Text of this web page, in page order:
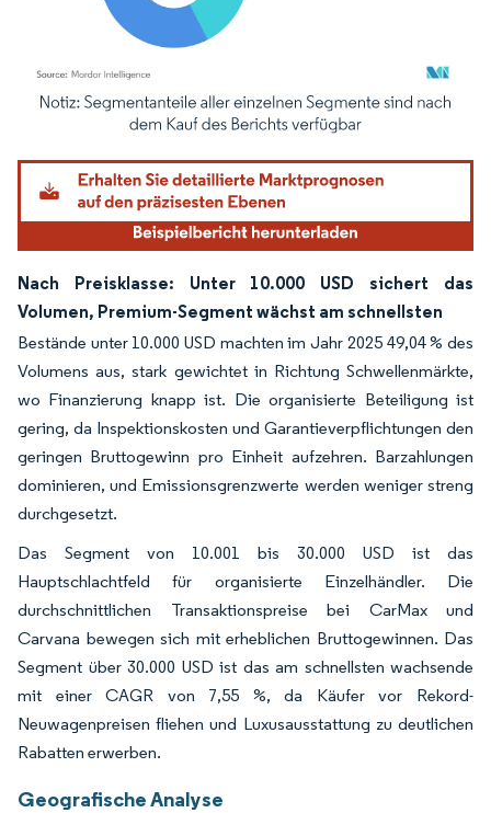
Bild © Mordor Intelligence. Wiederverwendung erfordert Namensnennung
Nach Preisklasse: Unter 10.000 USD sichert das
Volumen, Premium-Segment wächst am schnellsten
Bestände unter 10.000 USD machten im Jahr 2025 49,04 % des
Volumens aus, stark gewichtet in Richtung Schwellenmärkte,
wo Finanzierung knapp ist. Die organisierte Beteiligung ist
gering, da Inspektionskosten und Garantieverpflichtungen den
geringen Bruttogewinn pro Einheit aufzehren. Barzahlungen
dominieren, und Emissionsgrenzwerte werden weniger streng
durchgesetzt.
Das Segment von 10.001 bis 30.000 USD ist das
Hauptschlachtfeld für organisierte Einzelhändler. Die
durchschnittlichen Transaktionspreise bei CarMax und
Carvana bewegen sich mit erheblichen Bruttogewinnen. Das
Segment über 30.000 USD ist das am schnellsten wachsende
mit einer CAGR von 7,55 %, da Käufer vor Rekord-
Neuwagenpreisen fliehen und Luxusausstattung zu deutlichen
Rabatten erwerben.
Geografische Analyse